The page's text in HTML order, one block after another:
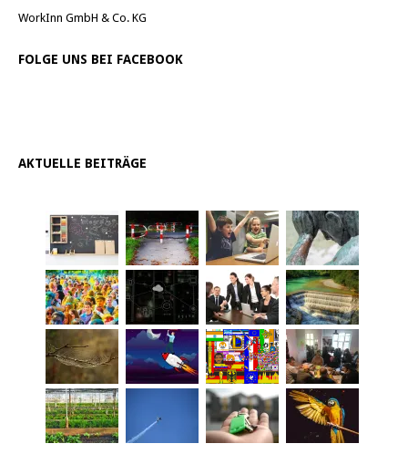
WorkInn GmbH & Co. KG
FOLGE UNS BEI FACEBOOK
AKTUELLE BEITRÄGE